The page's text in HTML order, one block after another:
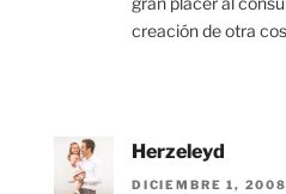
creación de otra
Herzeleyd
DICIEMBRE 1,